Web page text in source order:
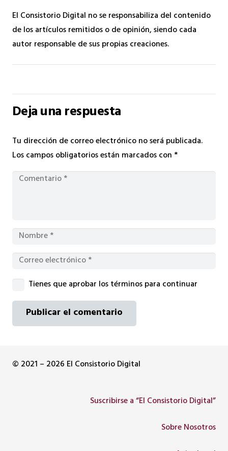
El Consistorio Digital no se responsabiliza del contenido
de los artículos remitidos o de opinión, siendo cada
autor responsable de sus propias creaciones.
Deja una respuesta
Tu dirección de correo electrónico no será publicada.
Los campos obligatorios están marcados con*
Tienes que aprobar los términos para continuar
Publicar el comentario
© 2021 – 2026 El Consistorio Digital
Suscribirse a “El Consistorio Digital”
Sobre Nosotros